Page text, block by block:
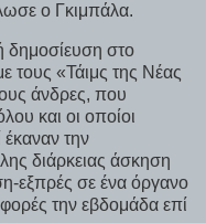
ο Γκιμπάλα.
δημοσίευση στο
τους «Τάιμς της Νέας
άνδρες, που
και οι οποίοι
την
διάρκειας άσκηση
εξπρές σε ένα όργανο
την εβδομάδα επί